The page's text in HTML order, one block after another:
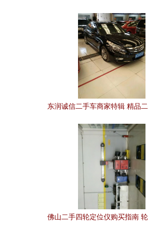
东润诚信二手车商家特辑 精品二
佛山二手四轮定位仪购买指南